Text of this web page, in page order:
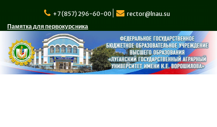
содержимому
+7 (857) 296-60-00
rector@lnau.su
Памятка для первокурсника